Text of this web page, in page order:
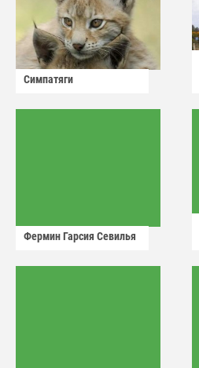
Симпатяги
Фермин Гарсия Севилья